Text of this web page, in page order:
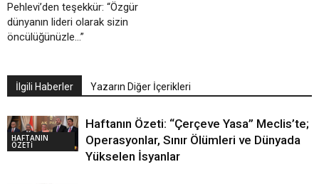
Pehlevi’den teşekkür: “Özgür
dünyanın lideri olarak sizin
öncülüğünüzle…”
İlgili Haberler Yazarın Diğer İçerikleri
HAFTANIN
ÖZETİ
Haftanın Özeti: “Çerçeve Yasa” Meclis’te;
Operasyonlar, Sınır Ölümleri ve Dünyada
Yükselen İsyanlar